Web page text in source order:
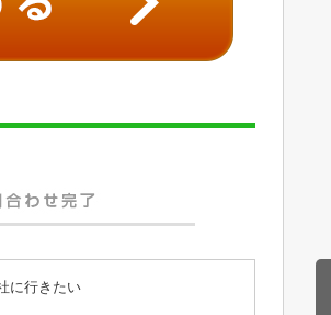
に行きたい